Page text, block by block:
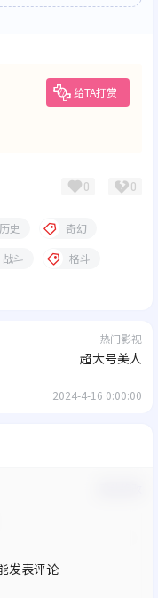
给TA打赏
0 0
历史
奇幻
战斗
格斗
热门影视
超大号美人
2024-4-16 0:00:00
发表评论